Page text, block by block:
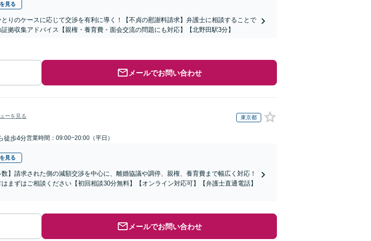
見る
とりのケースに応じて交渉を有利に導く！【不貞の慰謝料請求】弁護士に相談することで
拠収集アドバイス【親権・養育費・面会交流の問題にも対応】【北野田駅3分】
メールでお問い合わせ
ーを見る 東京都
徒歩4分営業時間：09:00~20:00（平日）
見る
数】請求された側の減額交渉を中心に、離婚協議や調停、親権、養育費まで幅広く対応！
まずはご相談ください【初回相談30分無料】【オンライン対応可】【弁護士直通電話】
メールでお問い合わせ